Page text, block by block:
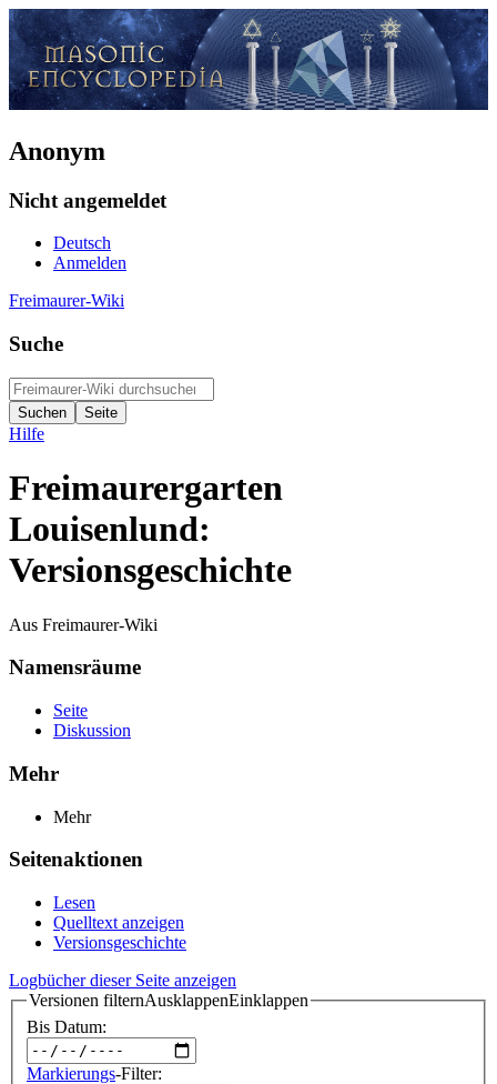
Anonym
Nicht angemeldet
Deutsch
Anmelden
Freimaurer-Wiki
Suche
Hilfe
Freimaurergarten
Louisenlund:
Versionsgeschichte
Aus Freimaurer-Wiki
Namensräume
Seite
Diskussion
Mehr
Mehr
Seitenaktionen
Lesen
Quelltext anzeigen
Versionsgeschichte
Logbücher dieser Seite anzeigen
Versionen filternAusklappenEinklappen
Bis Datum:
Markierungs-Filter: